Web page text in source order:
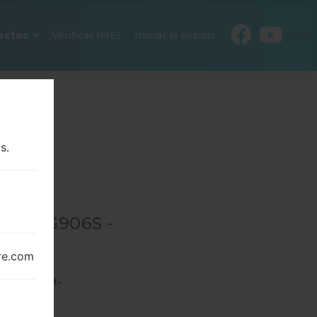
Verificar IMEI Iniciar la sesión
SM-G906S -
SM-